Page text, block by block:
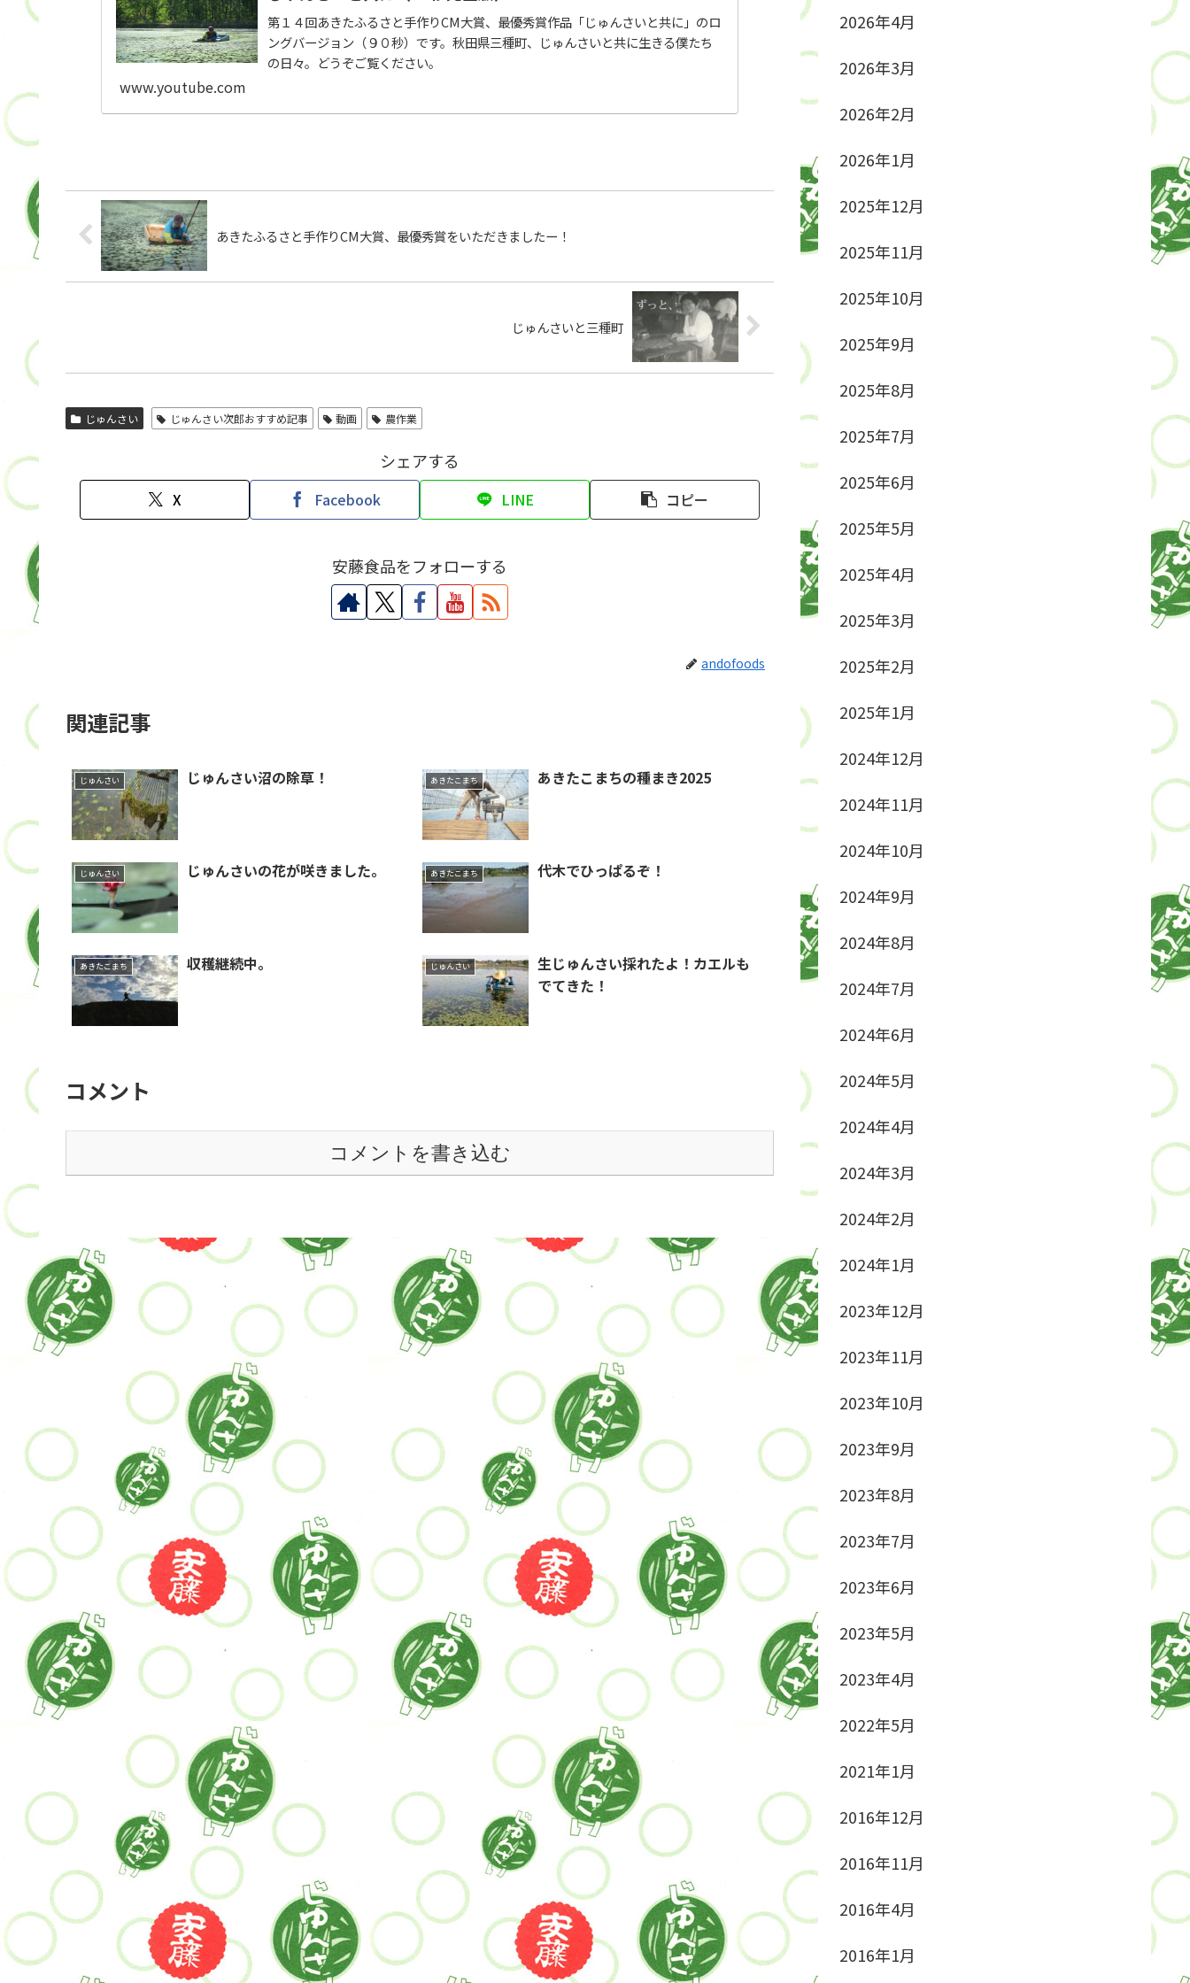
第１４回あきたふるさと手作りCM大賞、最優秀賞作品「じゅんさいと共に」のロ
ングバージョン（９０秒）です。秋田県三種町、じゅんさいと共に生きる僕たち
の日々。どうぞご覧ください。
www.youtube.com
あきたふるさと手作りCM大賞、最優秀賞をいただきましたー！
じゅんさいと三種町
じゅんさい じゅんさい次郎おすすめ記事 動画 農作業
シェアする
X Facebook LINE コピー
安藤食品をフォローする
andofoods
関連記事
じゅんさい じゅんさい沼の除草！ あきたこまち あきたこまちの種まき2025
じゅんさい じゅんさいの花が咲きました。 あきたこまち 代木でひっぱるぞ！
あきたこまち 収穫継続中。 じゅんさい
生じゅんさい採れたよ！カエルも
でてきた！
コメント
コメントを書き込む
2026年4月
2026年3月
2026年2月
2026年1月
2025年12月
2025年11月
2025年10月
2025年9月
2025年8月
2025年7月
2025年6月
2025年5月
2025年4月
2025年3月
2025年2月
2025年1月
2024年12月
2024年11月
2024年10月
2024年9月
2024年8月
2024年7月
2024年6月
2024年5月
2024年4月
2024年3月
2024年2月
2024年1月
2023年12月
2023年11月
2023年10月
2023年9月
2023年8月
2023年7月
2023年6月
2023年5月
2023年4月
2022年5月
2021年1月
2016年12月
2016年11月
2016年4月
2016年1月